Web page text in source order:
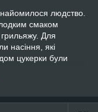
людство.
смаком
грильяжу. Для
насіння, які
цукерки були